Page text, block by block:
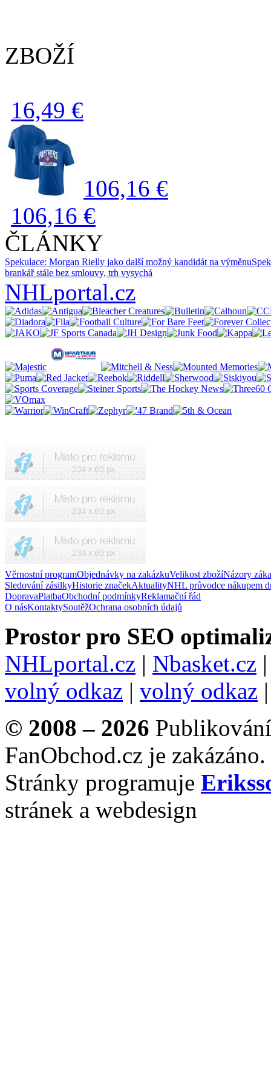
ZBOŽÍ
16,49 €
106,16 €
106,16 €
ČLÁNKY
Spekulace: Morgan Rielly jako další možný kandidát na výměnu
brankář stále bez smlouvy, trh vysychá
NHLportal.cz
Věrnostní programObjednávky na zakázkuVelikost zbožíNázory
Sledování zásilkyHistorie značekAktualityNHL průvodce nákupem
DopravaPlatbaObchodní podmínkyReklamační řád
O násKontaktySoutěžOchrana osobních údajů
Prostor pro SEO
NHLportal.cz | Nbasket.cz
volný odkaz | volný odkaz
© 2008 – 2026
FanObchod.cz je zakázáno.
Stránky programuje
stránek a webdesign